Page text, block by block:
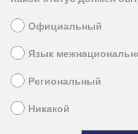
Официальный
Язык
Региональный
Никакой